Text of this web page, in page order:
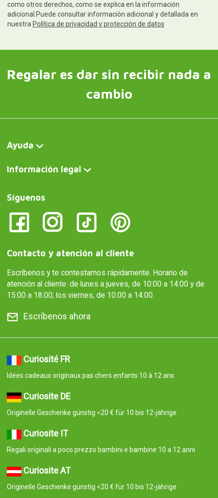
como otros derechos, como se explica en la información
adicional.Puede consultar información adicional y detallada en
nuestra Política de privacidad y protección de datos
Regalar es dar sin recibir nada a
cambio
Ayuda
Información legal
Síguenos
Contacto y atención al cliente
Escríbenos y te contestamos rápidamente. Horario de
atención al cliente: de lunes a jueves, de 10:00 a 14:00 y de
15:00 a 18:00; los viernes, de 10:00 a 14:00.
Escríbenos ahora
Curiosité FR
Idées cadeaux originaux pas chers enfants 10 à 12 ans
Curiosite DE
Originelle Geschenke günstig <20 € für 10 bis 12-jährige
Curiosite IT
Regali originali a poco prezzo bambini e bambine 10 a 12 anni
Curiosite AT
Originelle Geschenke günstig <20 € für 10 bis 12-jährige